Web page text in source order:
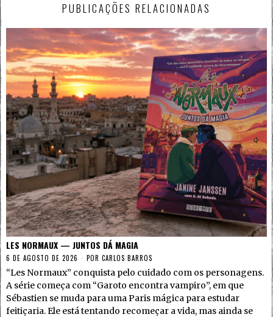
PUBLICAÇÕES RELACIONADAS
LES NORMAUX — JUNTOS DÁ MAGIA
6 DE AGOSTO DE 2026 POR CARLOS BARROS
“Les Normaux” conquista pelo cuidado com os personagens.
A série começa com “Garoto encontra vampiro”, em que
Sébastien se muda para uma Paris mágica para estudar
feitiçaria. Ele está tentando recomeçar a vida, mas ainda se